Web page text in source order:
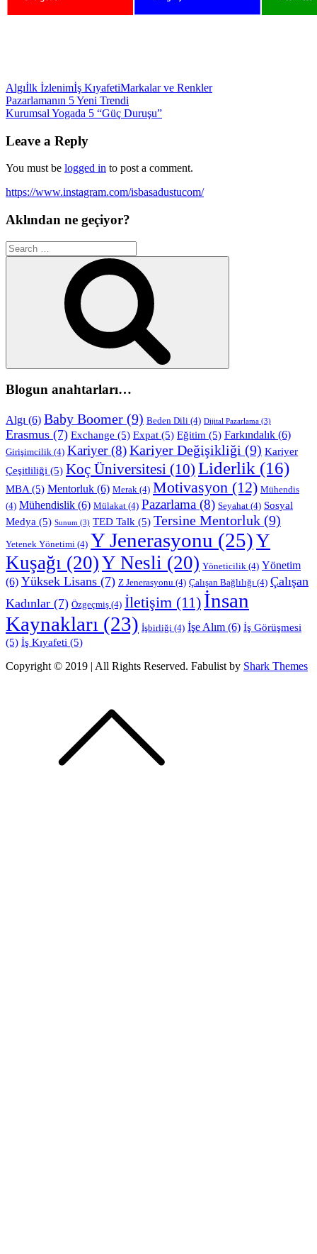
Algıİlk İzlenimİş KıyafetiMarkalar ve Renkler
Post
navigation
Pazarlamanın 5 Yeni Trendi
Kurumsal Yogada 5 “Güç Duruşu”
Leave a Reply
You must be logged in to post a comment.
https://www.instagram.com/isbasadustucom/
Aklından ne geçiyor?
Search
for:
Blogun anahtarları…
Algı (6) Baby Boomer (9) Beden Dili (4) Dijital Pazarlama (3)
Erasmus (7) Exchange (5) Expat (5) Eğitim (5) Farkındalık (6)
Girişimcilik (4) Kariyer(8)Kariyer Değişikliği (9) Kariyer
Çeşitliliği (5) Koç Üniversitesi (10) Liderlik (16)
MBA (5) Mentorluk (6) Merak (4) Motivasyon (12) Mühendis
(4) Mühendislik (6) Mülakat (4) Pazarlama (8) Seyahat (4) Sosyal
Medya (5) Sunum (3) TED Talk (5) Tersine Mentorluk (9)
Yetenek Yönetimi (4) Y Jenerasyonu (25)Y
Kuşağı (20)Y Nesli (20) Yöneticilik (4) Yönetim
(6) Yüksek Lisans (7) Z Jenerasyonu (4) Çalışan Bağlılığı (4) Çalışan
Kadınlar (7) Özgeçmiş (4) İletişim (11) İnsan
Kaynakları (23) İşbirliği (4) İşe Alım (6) İş Görüşmesi
(5) İş Kıyafeti (5)
Copyright © 2019 | All Rights Reserved. Fabulist by Shark Themes